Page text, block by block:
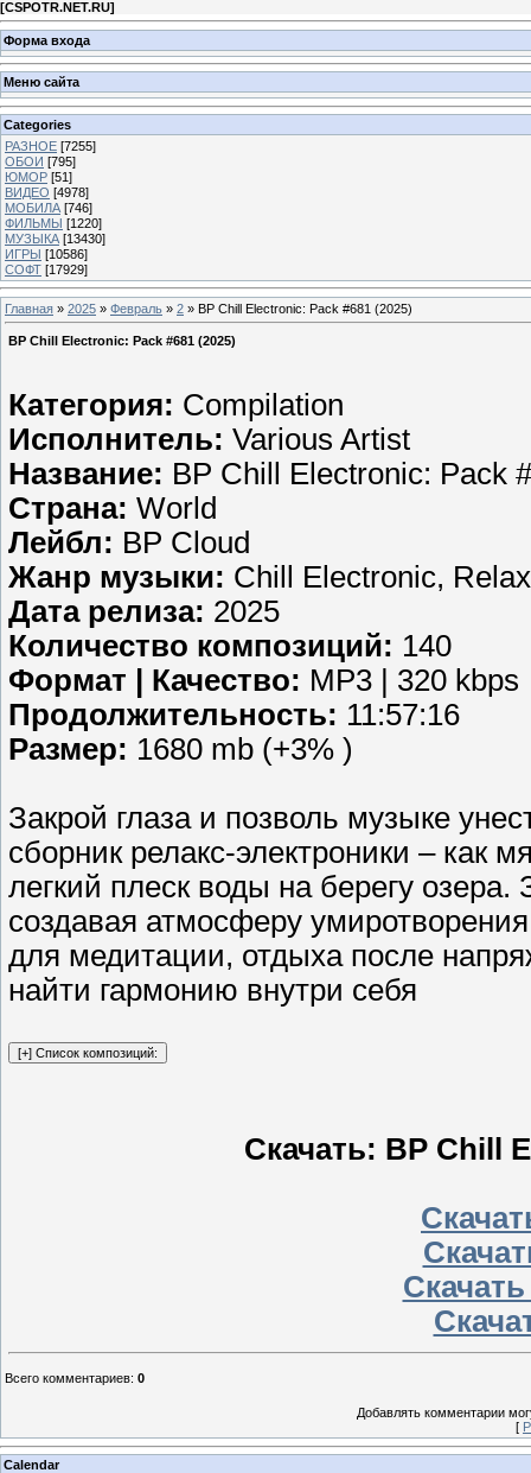
[CSPOTR.NET.RU]
Форма входа
Меню сайта
Categories
РАЗНОЕ [7255]
ОБОИ [795]
ЮМОР [51]
ВИДЕО [4978]
МОБИЛА [746]
ФИЛЬМЫ [1220]
МУЗЫКА [13430]
ИГРЫ [10586]
СОФТ [17929]
Главная » 2025 » Февраль » 2 » BP Chill Electronic: Pack #681 (2025)
BP Chill Electronic: Pack #681 (2025)
Категория: Compilation
Исполнитель: Various Artist
Название: BP Chill Electronic: Pack
Страна: World
Лейбл: BP Cloud
Жанр музыки: Chill Electronic,
Дата релиза: 2025
Количество композиций: 140
Формат | Качество: MP3 | 320 kbps
Продолжительность: 11:57:16
Размер: 1680 mb (+3% )
Закрой глаза и позволь музыке
сборник релакс-электроники – как
легкий плеск воды на берегу озера.
создавая атмосферу
для медитации, отдыха после
найти гармонию внутри себя
Скачать: BP Chill
Всего комментариев: 0
Добавлять комментарии
[
Calendar